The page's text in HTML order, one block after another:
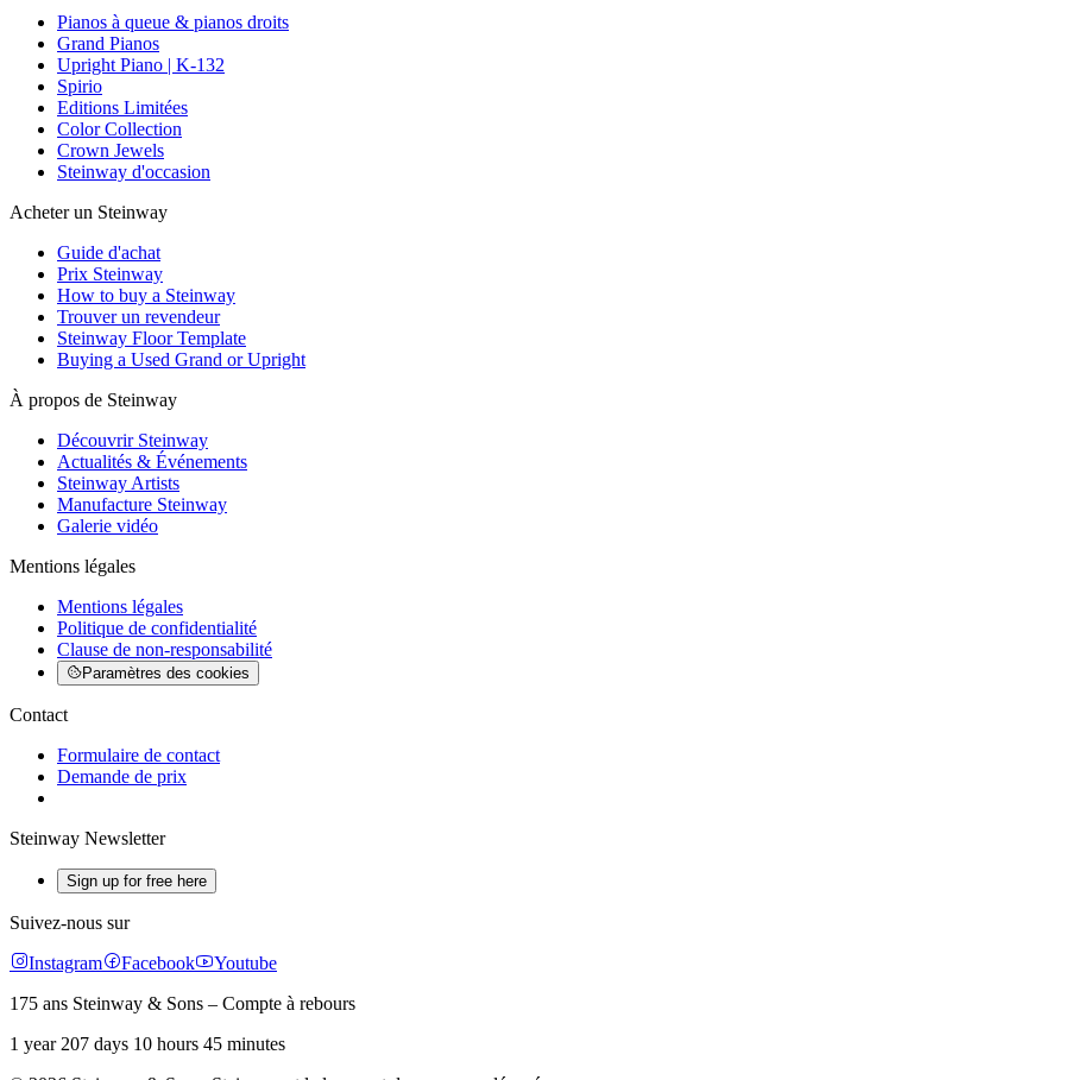
Pianos à queue & pianos droits
Grand Pianos
Upright Piano | K-132
Spirio
Editions Limitées
Color Collection
Crown Jewels
Steinway d'occasion
Acheter un Steinway
Guide d'achat
Prix Steinway
How to buy a Steinway
Trouver un revendeur
Steinway Floor Template
Buying a Used Grand or Upright
À propos de Steinway
Découvrir Steinway
Actualités & Événements
Steinway Artists
Manufacture Steinway
Galerie vidéo
Mentions légales
Mentions légales
Politique de confidentialité
Clause de non-responsabilité
Paramètres des cookies
Contact
Formulaire de contact
Demande de prix
Steinway Newsletter
Sign up for free here
Suivez-nous sur
Instagram
Facebook
Youtube
175 ans Steinway & Sons – Compte à rebours
1 year 207 days 10 hours 45 minutes